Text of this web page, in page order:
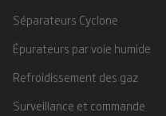
Séparateurs Cyclone
Épurateurs par voie humide
Refroidissement des gaz
Surveillance et commande